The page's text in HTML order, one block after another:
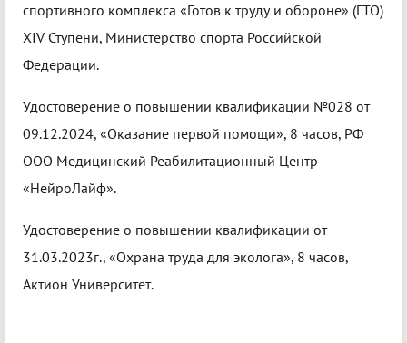
спортивного комплекса «Готов к труду и обороне» (ГТО)
XIV Ступени, Министерство спорта Российской
Федерации.
Удостоверение о повышении квалификации №028 от
09.12.2024, «Оказание первой помощи», 8 часов, РФ
ООО Медицинский Реабилитационный Центр
«НейроЛайф».
Удостоверение о повышении квалификации от
31.03.2023г., «Охрана труда для эколога», 8 часов,
Актион Университет.